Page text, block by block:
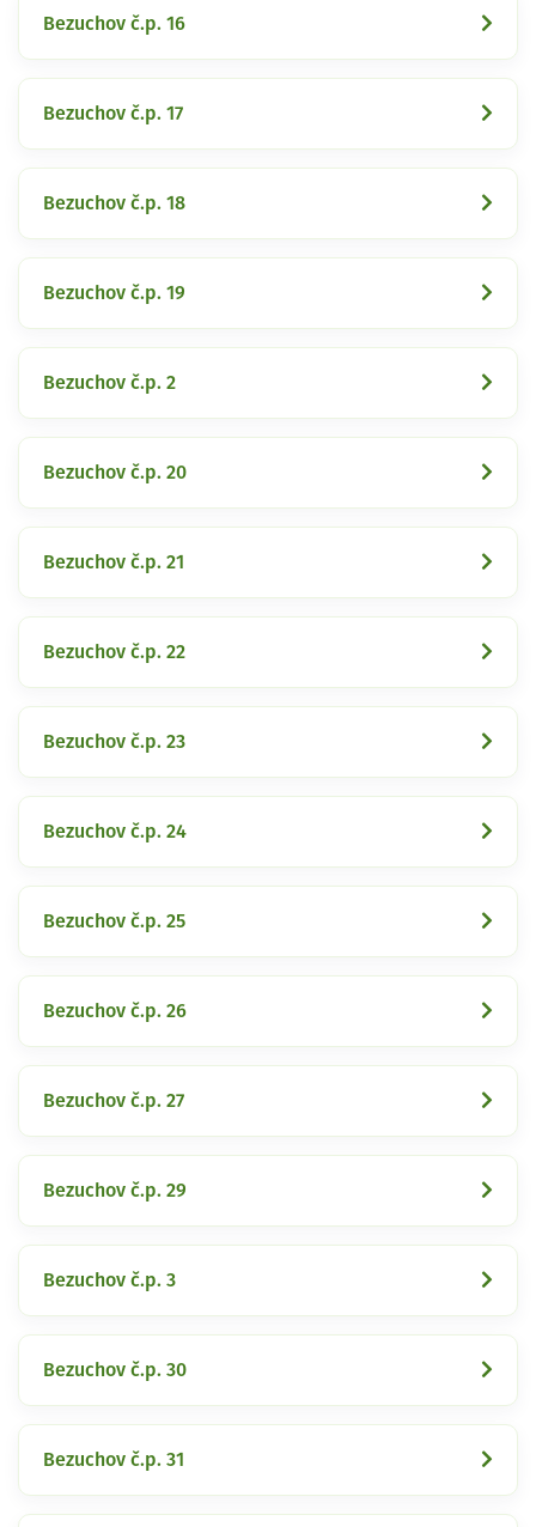
Bezuchov č.p. 16
Bezuchov č.p. 17
Bezuchov č.p. 18
Bezuchov č.p. 19
Bezuchov č.p. 2
Bezuchov č.p. 20
Bezuchov č.p. 21
Bezuchov č.p. 22
Bezuchov č.p. 23
Bezuchov č.p. 24
Bezuchov č.p. 25
Bezuchov č.p. 26
Bezuchov č.p. 27
Bezuchov č.p. 29
Bezuchov č.p. 3
Bezuchov č.p. 30
Bezuchov č.p. 31